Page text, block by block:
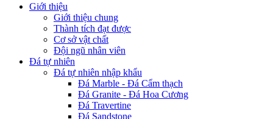
Giới thiệu
Giới thiệu chung
Thành tích đạt được
Cơ sở vật chất
Đội ngũ nhân viên
Đá tự nhiên
Đá tự nhiên nhập khẩu
Đá Marble - Đá Cẩm thạch
Đá Granite - Đá Hoa Cương
Đá Travertine
Đá Sandstone